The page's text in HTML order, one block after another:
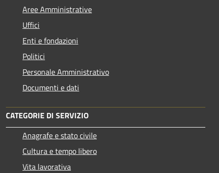
Aree Amministrative
Uffici
Enti e fondazioni
Politici
Personale Amministrativo
Documenti e dati
CATEGORIE DI SERVIZIO
Anagrafe e stato civile
Cultura e tempo libero
Vita lavorativa